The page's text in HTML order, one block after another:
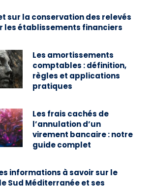
sur la conservation des relevés
les établissements financiers
Les amortissements
comptables : définition,
règles et applications
pratiques
Les frais cachés de
l’annulation d’un
virement bancaire : notre
guide complet
informations à savoir sur le
Sud Méditerranée et ses